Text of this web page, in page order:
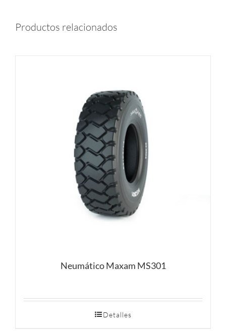
Productos relacionados
Neumático Maxam MS301
Detalles